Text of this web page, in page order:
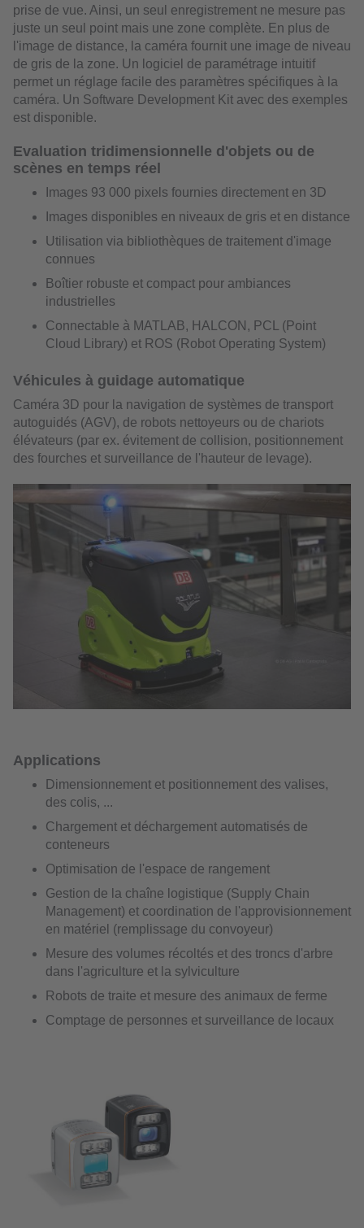
prise de vue. Ainsi, un seul enregistrement ne mesure pas
juste un seul point mais une zone complète. En plus de
l'image de distance, la caméra fournit une image de niveau
de gris de la zone. Un logiciel de paramétrage intuitif
permet un réglage facile des paramètres spécifiques à la
caméra. Un Software Development Kit avec des exemples
est disponible.
Evaluation tridimensionnelle d'objets ou de
scènes en temps réel
Images 93 000 pixels fournies directement en 3D
Images disponibles en niveaux de gris et en distance
Utilisation via bibliothèques de traitement d'image
connues
Boîtier robuste et compact pour ambiances
industrielles
Connectable à MATLAB, HALCON, PCL (Point
Cloud Library) et ROS (Robot Operating System)
Véhicules à guidage automatique
Caméra 3D pour la navigation de systèmes de transport
autoguidés (AGV), de robots nettoyeurs ou de chariots
élévateurs (par ex. évitement de collision, positionnement
des fourches et surveillance de l'hauteur de levage).
Applications
Dimensionnement et positionnement des valises,
des colis, ...
Chargement et déchargement automatisés de
conteneurs
Optimisation de l'espace de rangement
Gestion de la chaîne logistique (Supply Chain
Management) et coordination de l'approvisionnement
en matériel (remplissage du convoyeur)
Mesure des volumes récoltés et des troncs d'arbre
dans l'agriculture et la sylviculture
Robots de traite et mesure des animaux de ferme
Comptage de personnes et surveillance de locaux